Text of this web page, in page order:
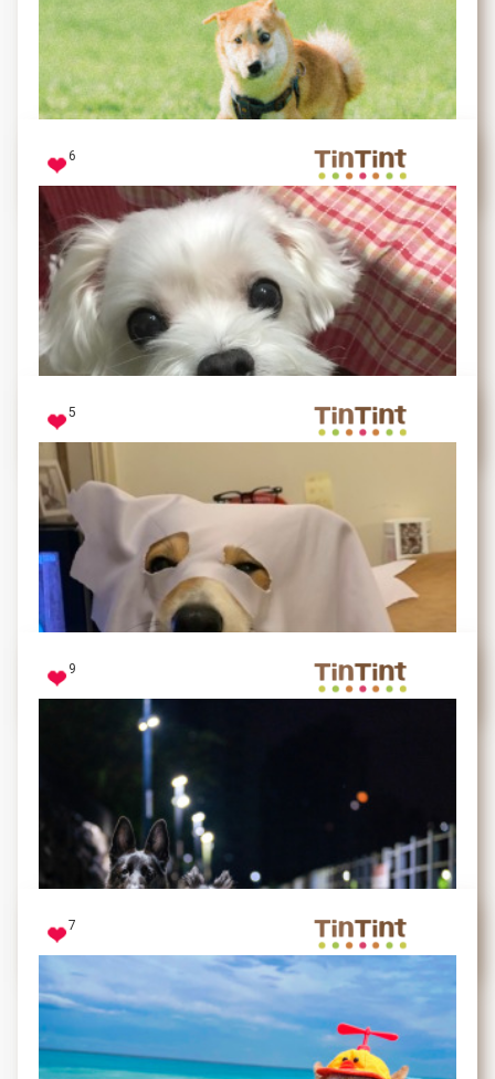
看到潔牙骨的瞬間，彷彿獲得全世界。
最愛跑跑 跑個東倒西歪
6
她看到她很喜歡且可以吃的水果（芭樂.水梨.蘋果等）都
5
拍照的瞬間竟然笑得這麼開心
9
7